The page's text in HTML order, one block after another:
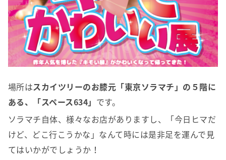
場所はスカイツリーのお膝元「東京ソラマチ」の５階に
ある、「スペース634」 です。
ソラマチ自体、様々なお店がありますし、「今日ヒマだ
けど、どこ行こうかな」なんて時には是非足を運んで見
てはいかがでしょうか！